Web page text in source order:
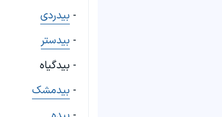
- بیدردی
- بیدستر
- بیدگیاه
- بیدمشک